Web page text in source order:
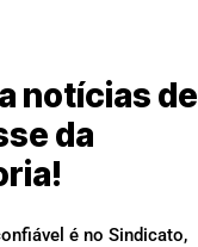
notícias de
da
é no Sindicato,